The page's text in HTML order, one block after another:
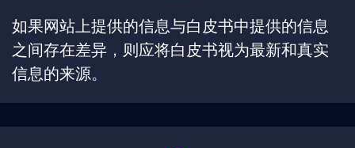
如果网站上提供的信息与白皮书中提供的信息
之间存在差异，则应将白皮书视为最新和真实
信息的来源。